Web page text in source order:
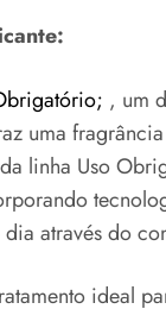
, um
uma
linha Uso
através do
ideal